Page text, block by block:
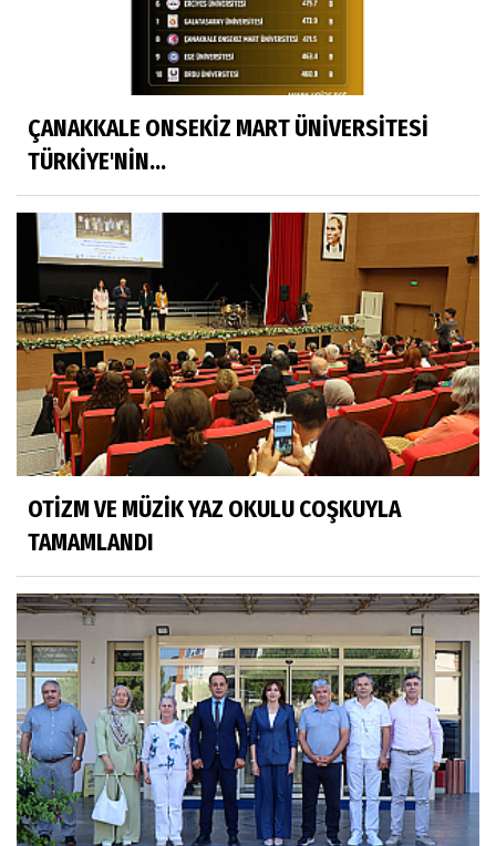
ÇANAKKALE ONSEKİZ MART ÜNİVERSİTESİ
TÜRKİYE'NİN...
OTİZM VE MÜZİK YAZ OKULU COŞKUYLA
TAMAMLANDI